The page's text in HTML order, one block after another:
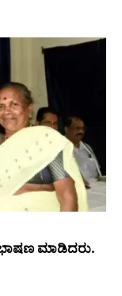
ಭಾಷಣ ಮಾಡಿದರು.